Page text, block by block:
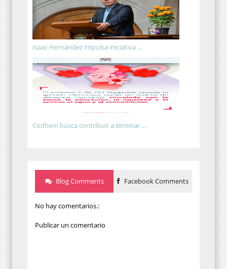
Isaac Hernández impulsa iniciativa ...
Codhem busca contribuir a eliminar ...
Blog Comments Facebook Comments
No hay comentarios.:
Publicar un comentario